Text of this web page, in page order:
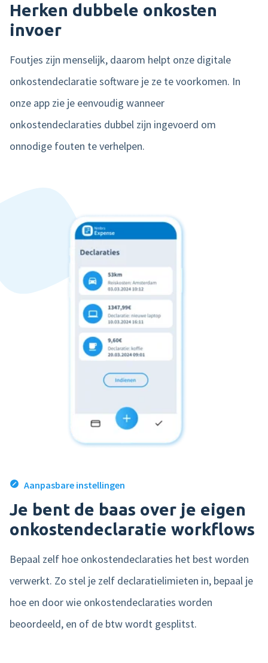
Herken dubbele onkosten
invoer
Foutjes zijn menselijk, daarom helpt onze digitale
onkostendeclaratie software je ze te voorkomen. In
onze app zie je eenvoudig wanneer
onkostendeclaraties dubbel zijn ingevoerd om
onnodige fouten te verhelpen.
Aanpasbare instellingen
Je bent de baas over je eigen
onkostendeclaratie workflows
Bepaal zelf hoe onkostendeclaraties het best worden
verwerkt. Zo stel je zelf declaratielimieten in, bepaal je
hoe en door wie onkostendeclaraties worden
beoordeeld, en of de btw wordt gesplitst.